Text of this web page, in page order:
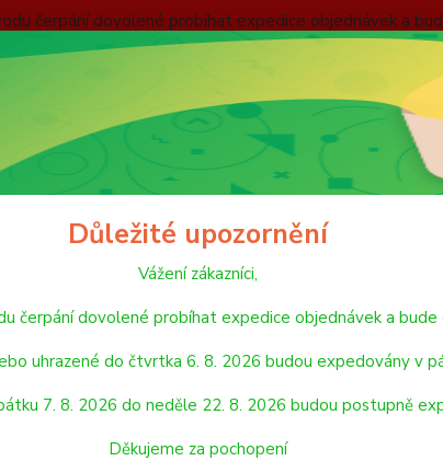
čerpání dovolené probíhat expedice objednávek a
8. 2026. Objednávky přijaté, nebo uhrazené od
8. 2026. Děkujeme za pochopení HRACKYNABYTEK.CZ
ZÁSADY OCHRANY OSOBNÍCH ÚDAJŮ
REKLAMAČNÍ ŘÁD
PANELS
Důležité upozornění
Vážení zákazníci,
čerpání dovolené probíhat expedice objednávek a bude
uhrazené do čtvrtka 6. 8. 2026 budou expedovány v
7. 8. 2026 do neděle 22. 8. 2026 budou postupně
Děkujeme za pochopení